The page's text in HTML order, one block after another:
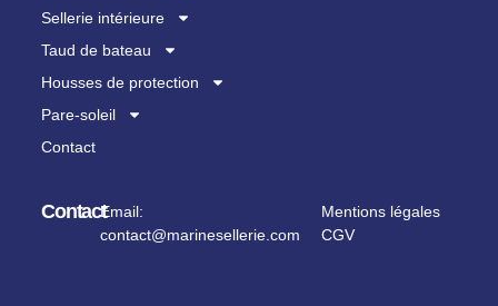
Sellerie intérieure
Taud de bateau
Housses de protection
Pare-soleil
Contact
ContactEmail:
contact@marinesellerie.com
Mentions légales
CGV